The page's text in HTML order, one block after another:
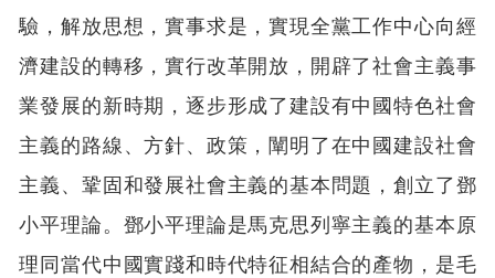
驗，解放思想，實事求是，實現全黨工作中心向經
濟建設的轉移，實行改革開放，開辟了社會主義事
業發展的新時期，逐步形成了建設有中國特色社會
主義的路線、方針、政策，闡明了在中國建設社會
主義、鞏固和發展社會主義的基本問題，創立了鄧
小平理論。鄧小平理論是馬克思列寧主義的基本原
理同當代中國實踐和時代特征相結合的產物，是毛